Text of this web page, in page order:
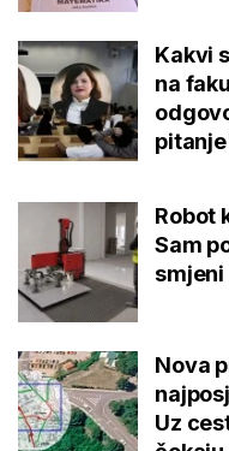
Kakvi
na
Robot
Sam
Nova
Uz